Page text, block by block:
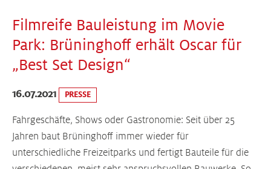
Filmreife Bauleistung im Movie
Park: Brüninghoff erhält Oscar für
„Best Set Design“
16.07.2021 PRESSE
Fahrgeschäfte, Shows oder Gastronomie: Seit über 25
Jahren baut Brüninghoff immer wieder für
unterschiedliche Freizeitparks und fertigt Bauteile für die